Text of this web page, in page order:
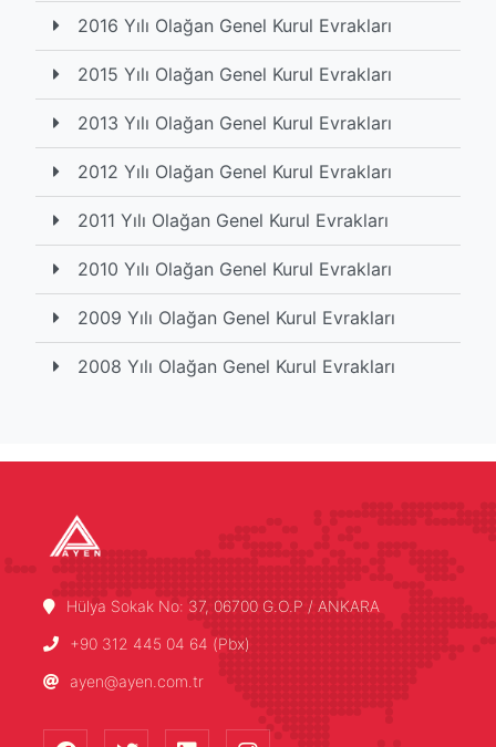
2016 Yılı Olağan Genel Kurul Evrakları
2015 Yılı Olağan Genel Kurul Evrakları
2013 Yılı Olağan Genel Kurul Evrakları
2012 Yılı Olağan Genel Kurul Evrakları
2011 Yılı Olağan Genel Kurul Evrakları
2010 Yılı Olağan Genel Kurul Evrakları
2009 Yılı Olağan Genel Kurul Evrakları
2008 Yılı Olağan Genel Kurul Evrakları
Hülya Sokak No: 37, 06700 G.O.P / ANKARA
+90 312 445 04 64 (Pbx)
ayen@ayen.com.tr